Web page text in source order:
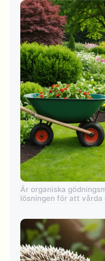
Är organiska
lösningen för att vårda